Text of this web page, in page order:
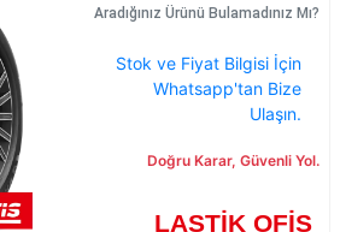
Aradığınız Ürünü Bulamadınız Mı?
Stok ve Fiyat Bilgisi İçin
Whatsapp'tan Bize
Ulaşın.
Doğru Karar, Güvenli Yol.
LASTİK OFİS